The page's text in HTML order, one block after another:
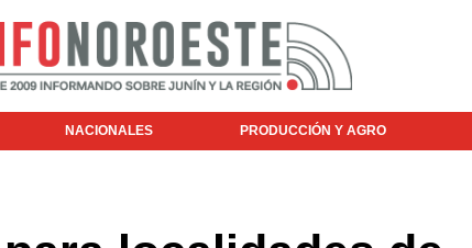
NACIONALES PRODUCCIÓN Y AGRO